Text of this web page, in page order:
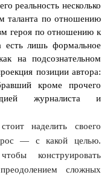
реальность несколько
таланта по отношению
героя по отношению к
есть лишь формальное
на подсознательном
позиции автора:
кроме прочего
журналиста и
наделить своего
— с какой целью.
конструировать
сложных